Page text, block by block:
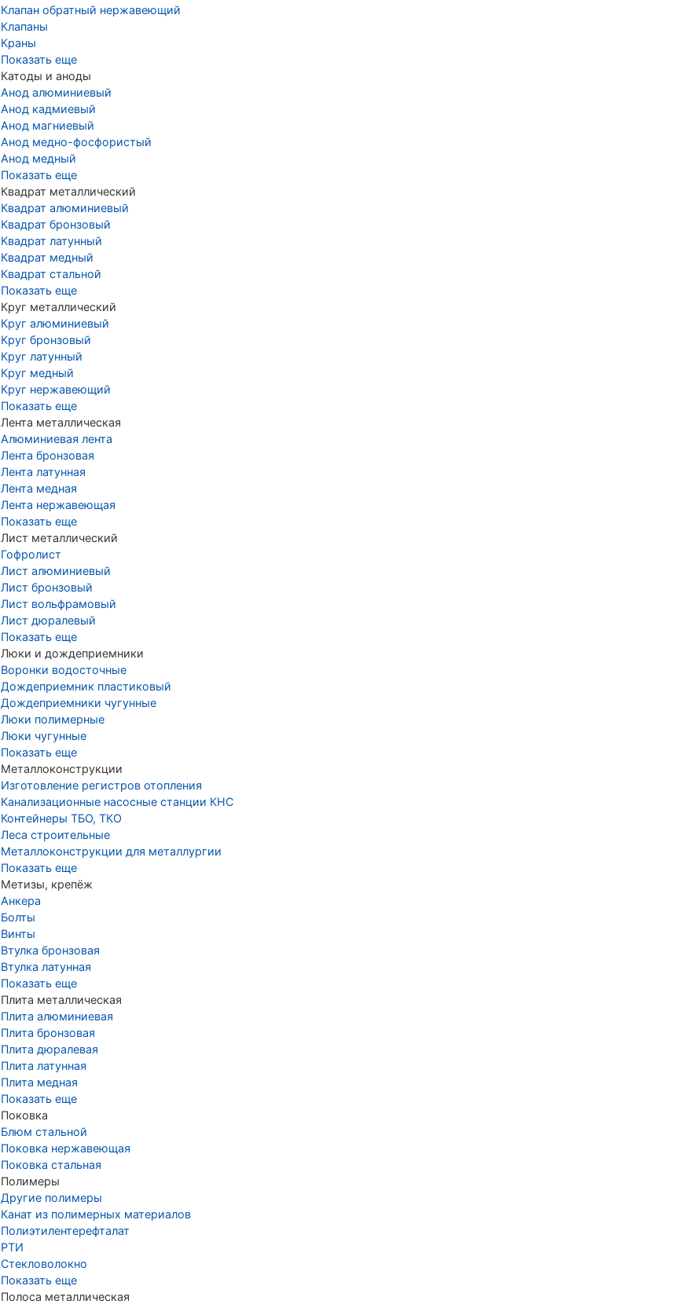
Клапан обратный нержавеющий
Клапаны
Краны
Показать еще
Катоды и аноды
Анод алюминиевый
Анод кадмиевый
Анод магниевый
Анод медно-фосфористый
Анод медный
Показать еще
Квадрат металлический
Квадрат алюминиевый
Квадрат бронзовый
Квадрат латунный
Квадрат медный
Квадрат стальной
Показать еще
Круг металлический
Круг алюминиевый
Круг бронзовый
Круг латунный
Круг медный
Круг нержавеющий
Показать еще
Лента металлическая
Алюминиевая лента
Лента бронзовая
Лента латунная
Лента медная
Лента нержавеющая
Показать еще
Лист металлический
Гофролист
Лист алюминиевый
Лист бронзовый
Лист вольфрамовый
Лист дюралевый
Показать еще
Люки и дождеприемники
Воронки водосточные
Дождеприемник пластиковый
Дождеприемники чугунные
Люки полимерные
Люки чугунные
Показать еще
Металлоконструкции
Изготовление регистров отопления
Канализационные насосные станции КНС
Контейнеры ТБО, ТКО
Леса строительные
Металлоконструкции для металлургии
Показать еще
Метизы, крепёж
Анкера
Болты
Винты
Втулка бронзовая
Втулка латунная
Показать еще
Плита металлическая
Плита алюминиевая
Плита бронзовая
Плита дюралевая
Плита латунная
Плита медная
Показать еще
Поковка
Блюм стальной
Поковка нержавеющая
Поковка стальная
Полимеры
Другие полимеры
Канат из полимерных материалов
Полиэтилентерефталат
РТИ
Стекловолокно
Показать еще
Полоса металлическая